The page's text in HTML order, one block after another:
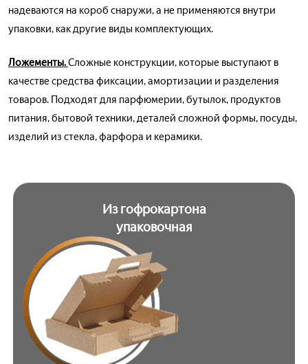
надеваются на короб снаружи, а не применяются внутри
упаковки, как другие виды комплектующих.
Ложементы.Сложные конструкции, которые выступают в
качестве средства фиксации, амортизации и разделения
товаров. Подходят для парфюмерии, бутылок, продуктов
питания, бытовой техники, деталей сложной формы, посуды,
изделий из стекла, фарфора и керамики.
Из гофрокартона
упаковочная